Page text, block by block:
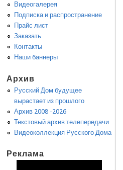
Видеогалерея
Подписка и распространение
Прайс лист
Заказать
Контакты
Наши баннеры
Архив
Русский Дом будущее
вырастает из прошлого
Архив 2008 -2026
Текстовый архив телепередачи
Видеоколлекция Русского Дома
Реклама